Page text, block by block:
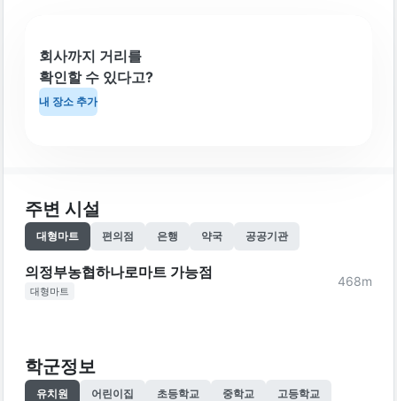
회사까지 거리를
확인할 수 있다고?
내 장소 추가
주변 시설
대형마트 편의점 은행 약국 공공기관
의정부농협하나로마트 가능점
대형마트
468m
학군정보
유치원 어린이집 초등학교 중학교 고등학교